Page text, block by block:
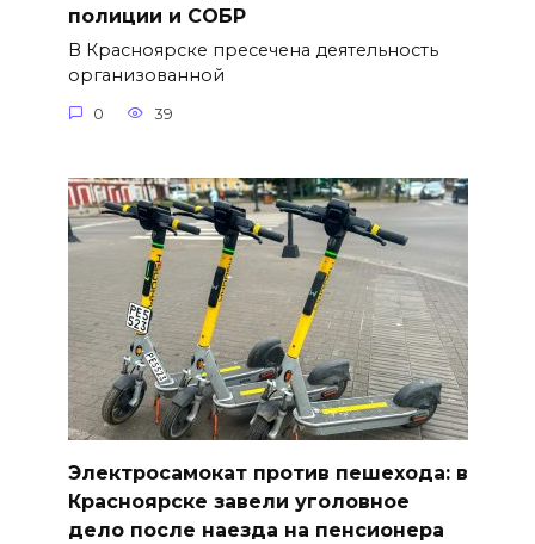
полиции и СОБР
В Красноярске пресечена деятельность
организованной
0 39
Электросамокат против пешехода: в
Красноярске завели уголовное
дело после наезда на пенсионера